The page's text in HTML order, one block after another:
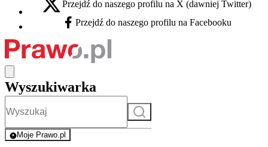
X - otwiera się w nowej karcie
Przejdź do naszego profilu na X (dawniej Twitter)
Facebook - otwiera się w nowej karcie
Przejdź do naszego profilu na Facebooku
Wyszukiwarka
Szukaj
Moje Prawo.pl
- rejestracja i logowanie do serwisu